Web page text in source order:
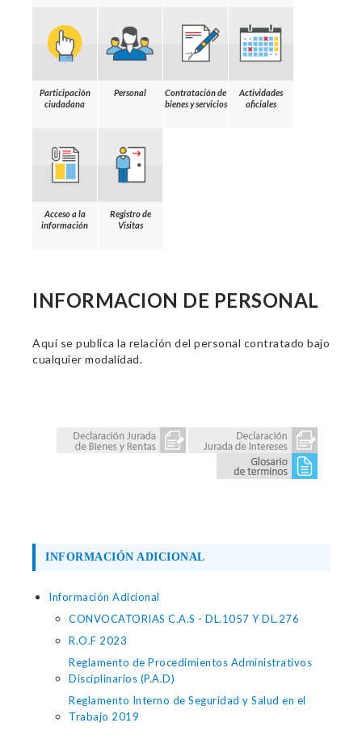
Participación
ciudadana
Personal
Contratación de
bienes y servicios
Actividades
oficiales
Acceso a la
información
Registro de
Visitas
INFORMACION DE PERSONAL
Aquí se publica la relación del personal contratado bajo
cualquier modalidad.
INFORMACIÓN ADICIONAL
Información Adicional
CONVOCATORIAS C.A.S - DL.1057 Y DL.276
R.O.F 2023
Reglamento de Procedimientos Administrativos
Disciplinarios (P.A.D)
Reglamento Interno de Seguridad y Salud en el
Trabajo 2019